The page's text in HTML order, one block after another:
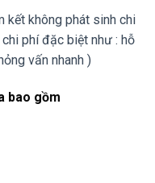
kết không phát sinh chi
phí đặc biệt như : hỗ
vấn nhanh )
bao gồm